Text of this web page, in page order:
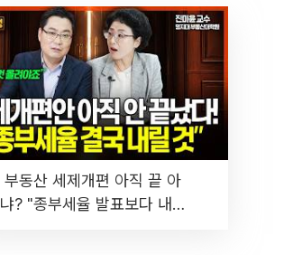
부동산 세제개편 아직 끝 아
냐? "종부세율 발표보다 내릴